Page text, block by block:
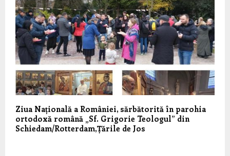
Ziua Națională a României, sărbătorită în parohia
ortodoxă română „Sf. Grigorie Teologul” din
Schiedam/Rotterdam,Țările de Jos